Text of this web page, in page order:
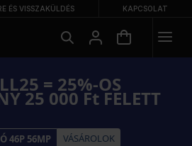
ÉS VISSZAKÜLDÉS KAPCSOLAT
= 25%-OS
25 000 Ft FELETT
Ó46P 55MP VÁSÁROLOK